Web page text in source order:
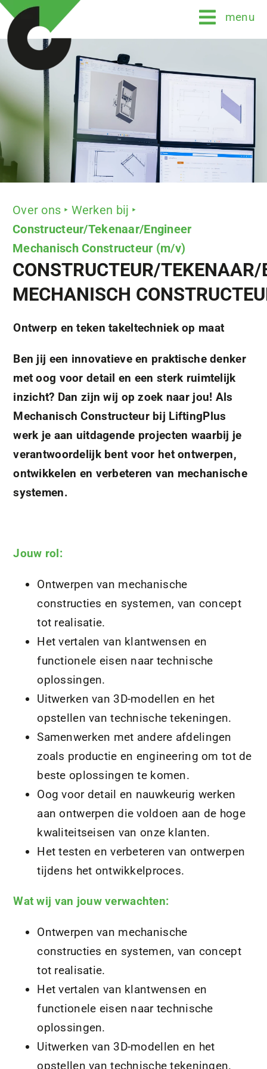
Skip
to
content
menu
Over ons
Werken bij
Constructeur/Tekenaar/Engineer
Mechanisch Constructeur (m/v)
CONSTRUCTEUR/TEKENAAR/
MECHANISCH
Ontwerp en teken takeltechniek op maat
Ben jij een innovatieve en praktische denker
met oog voor detail en een sterk ruimtelijk
inzicht? Dan zijn wij op zoek naar jou! Als
Mechanisch Constructeur bij LiftingPlus
werk je aan uitdagende projecten waarbij je
verantwoordelijk bent voor het ontwerpen,
ontwikkelen en verbeteren van mechanische
systemen.
Jouw rol:
Ontwerpen van mechanische
constructies en systemen, van concept
tot realisatie.
Het vertalen van klantwensen en
functionele eisen naar technische
oplossingen.
Uitwerken van 3D-modellen en het
opstellen van technische tekeningen.
Samenwerken met andere afdelingen
zoals productie en engineering om tot de
beste oplossingen te komen.
Oog voor detail en nauwkeurig werken
aan ontwerpen die voldoen aan de hoge
kwaliteitseisen van onze klanten.
Het testen en verbeteren van ontwerpen
tijdens het ontwikkelproces.
Wat wij van jouw verwachten:
Ontwerpen van mechanische
constructies en systemen, van concept
tot realisatie.
Het vertalen van klantwensen en
functionele eisen naar technische
oplossingen.
Uitwerken van 3D-modellen en het
opstellen van technische tekeningen.